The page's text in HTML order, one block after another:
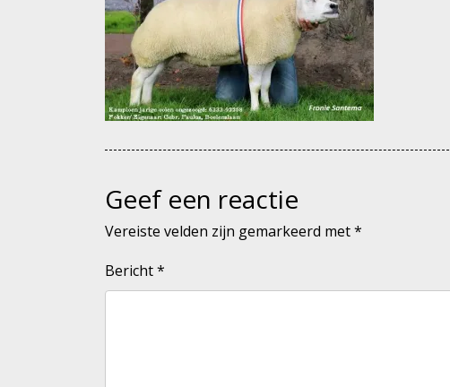
Geef een reactie
Vereiste velden zijn gemarkeerd met*
Bericht*